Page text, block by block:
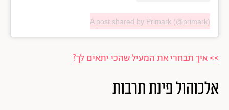
A post shared by Primark (@primark)
>> איך תבחרי את המעיל שהכי יתאים לך?
אלכוהול פינת תרבות